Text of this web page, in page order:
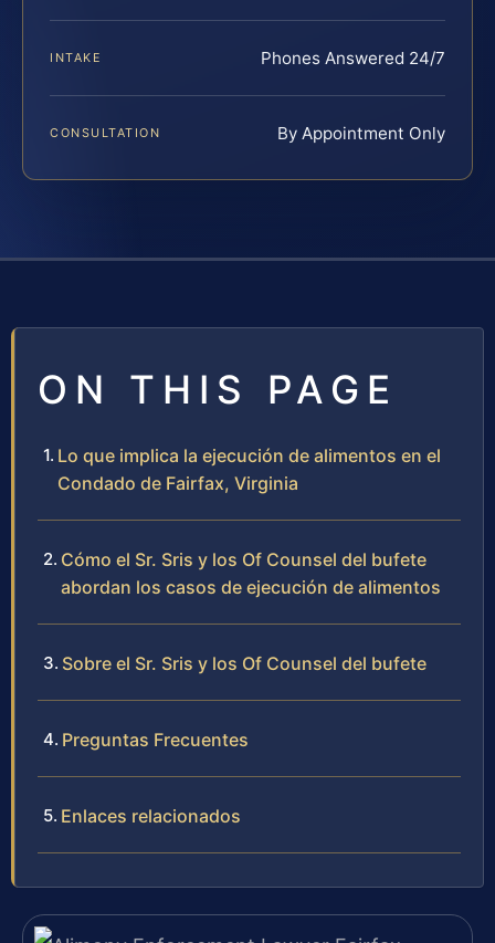
INTAKE Phones Answered 24/7
CONSULTATION By Appointment Only
ON THIS PAGE
Lo que implica la ejecución de alimentos en el
Condado de Fairfax, Virginia
Cómo el Sr. Sris y los Of Counsel del bufete
abordan los casos de ejecución de alimentos
Sobre el Sr. Sris y los Of Counsel del bufete
Preguntas Frecuentes
Enlaces relacionados